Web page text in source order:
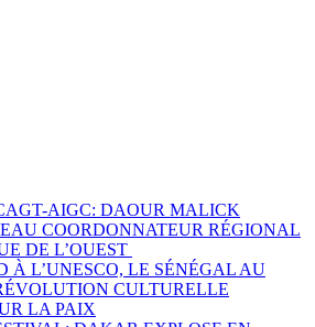
AIGC: DAOUR MALICK
COORDONNATEUR RÉGIONAL
DE L’OUEST
À L’UNESCO, LE SÉNÉGAL AU
CULTURELLE
LA PAIX